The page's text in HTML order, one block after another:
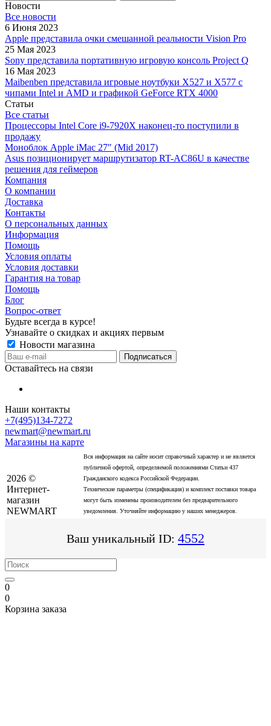
Новости
Все новости
6 Июня 2023
Apple представила очки смешанной реальности Vision Pro
25 Мая 2023
Sony представила портативную игровую консоль Project Q
16 Мая 2023
Maibenben представила игровые ноутбуки X527 и X577 с
чипами Intel и AMD и графикой GeForce RTX 4000
Статьи
Все статьи
Процессоры Intel Core i9-7920X наконец-то поступили в
продажу
Моноблок Apple iMac 27″ (Mid 2017)
Asus позиционирует маршрутизатор RT-AC86U в качестве
решения для геймеров
Компания
О компании
Доставка
Контакты
О персональных данных
Информация
Помощь
Условия оплаты
Условия доставки
Гарантия на товар
Помощь
Блог
Вопрос-ответ
Будьте всегда в курсе!
Узнавайте о скидках и акциях первым
Новости магазина
Оставайтесь на связи
Наши контакты
+7(495)134-7272
newmart@newmart.ru
Магазины на карте
Вся информация на сайте носит справочный характер и не является
публичной офертой, определяемой положениями Статьи 437
Гражданского кодекса Российской Федерации.
Технические параметры (спецификация) и комплект поставки товара
могут быть изменены производителем без предварительного
уведомления. Уточняйте информацию у наших менеджеров.
2026 ©
Интернет-
магазин
NEWMART
Ваш уникальный ID: 4552
0
0
Корзина заказа